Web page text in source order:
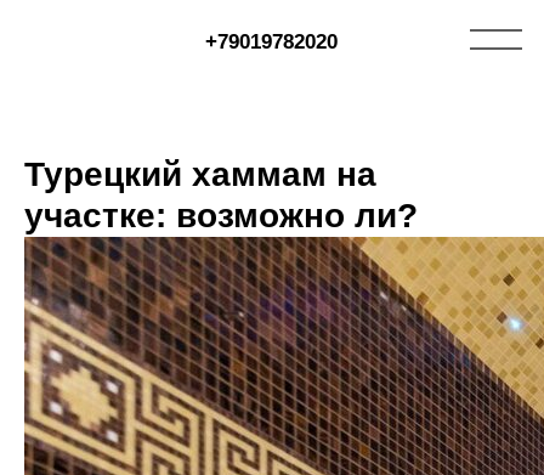
+79019782020
Турецкий хаммам на
участке: возможно ли?